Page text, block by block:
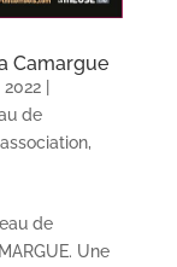
Camargue
2022|
de
,
de
Une